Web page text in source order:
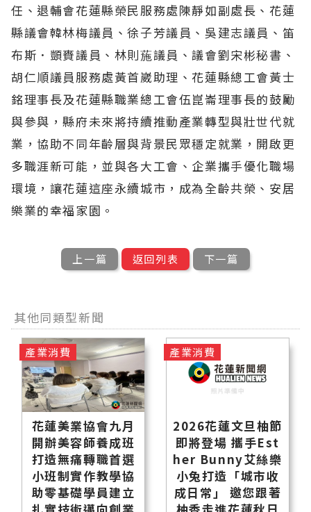
任、退輔會花蓮縣榮民服務處陳靜如副處長、花蓮
縣議會韓林梅議員、徐子芳議員、吳建志議員、笛
布斯．顗賚議員、林則葹議員、議會劉宋彬秘書、
胡仁順議員服務處黃首崴助理、花蓮縣總工會黃士
銘理事長及花蓮縣職業總工會伍崑崙理事長的鼓勵
與參與，縣府未來將持續推動產業轉型與壯世代就
業，協助不同年齡層與背景民眾穩定就業，開啟更
多職涯新可能，並與各大工會、企業攜手優化職場
環境，讓花蓮這座永續城市，成為全齡共榮、安居
樂業的幸福家園。
上一篇 返回列表 下一篇
其他同類型新聞
花蓮美業協會九月
開辦美容師養成班
打造無痛轉職首選
小班制實作教學協
助零基礎學員建立
產業消費
2026花蓮文旦柚節
即將登場 攜手Est
her Bunny艾絲樂
小兔打造「城市收
成日常」 邀您跟著
產業消費